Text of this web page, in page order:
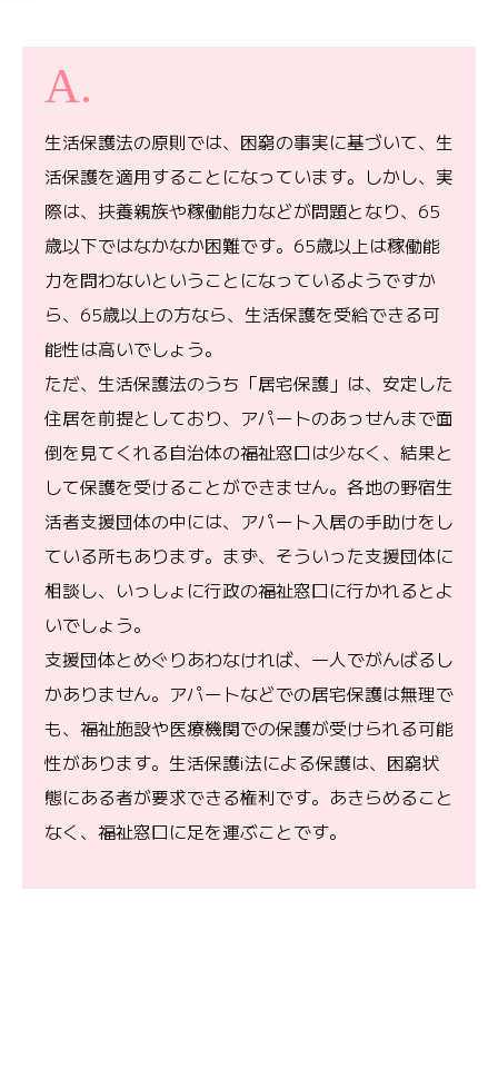
生活保護法の原則では、困窮の事実に基づいて、生
活保護を適用することになっています。しかし、実
際は、扶養親族や稼働能力などが問題となり、65
歳以下ではなかなか困難です。65歳以上は稼働能
力を問わないということになっているようですか
ら、65歳以上の方なら、生活保護を受給できる可
能性は高いでしょう。
ただ、生活保護法のうち「居宅保護」は、安定した
住居を前提としており、アパートのあっせんまで面
倒を見てくれる自治体の福祉窓口は少なく、結果と
して保護を受けることができません。各地の野宿生
活者支援団体の中には、アパート入居の手助けをし
ている所もあります。まず、そういった支援団体に
相談し、いっしょに行政の福祉窓口に行かれるとよ
いでしょう。
支援団体とめぐりあわなければ、一人でがんばるし
かありません。アパートなどでの居宅保護は無理で
も、福祉施設や医療機関での保護が受けられる可能
性があります。生活保護i法による保護は、困窮状
態にある者が要求できる権利です。あきらめること
なく、福祉窓口に足を運ぶことです。